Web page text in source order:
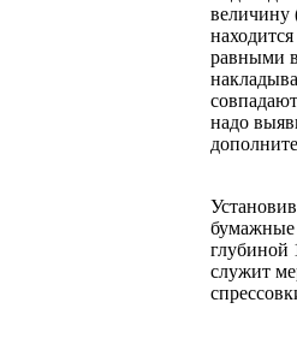
величину
равными
надо
бумажные
глубиной
служит